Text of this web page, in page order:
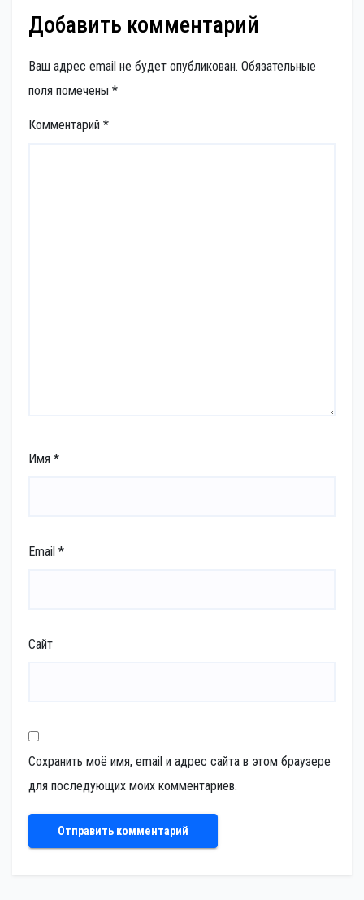
Добавить комментарий
Ваш адрес email не будет опубликован. Обязательные
поля помечены *
Комментарий *
Имя *
Email *
Сайт
Сохранить моё имя, email и адрес сайта в этом браузере
для последующих моих комментариев.